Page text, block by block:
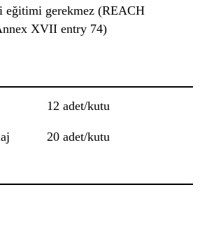
eğitimi gerekmez (REACH
XVII entry 74)
12 adet/kutu
20 adet/kutu